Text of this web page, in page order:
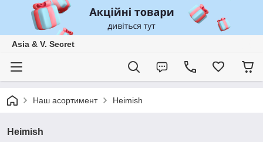
Asia & V. Secret
Наш асортимент Heimish
Heimish